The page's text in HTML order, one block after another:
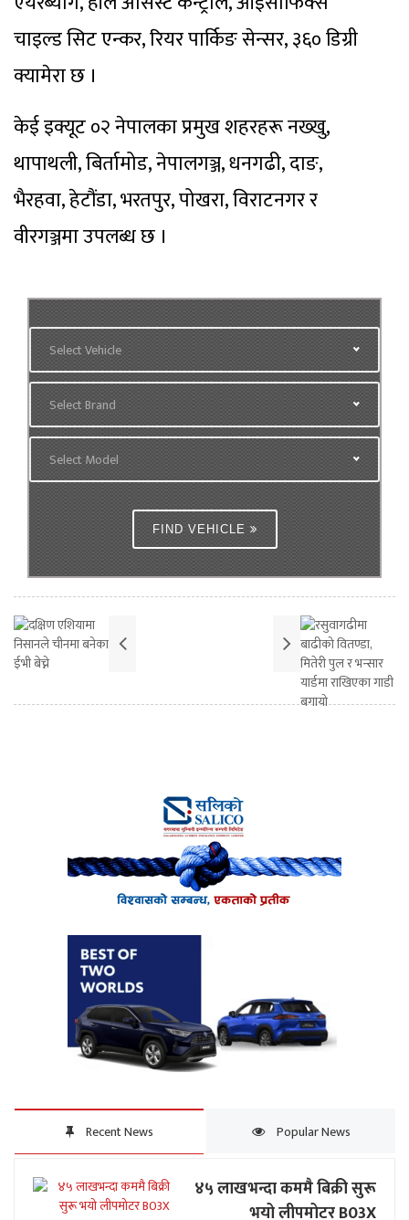
चाइल्ड सिट एन्कर, रियर पार्किङ सेन्सर, ३६० डिग्री
क्यामेरा छ ।
केई इक्यूट ०२ नेपालका प्रमुख शहरहरू नख्खु,
थापाथली, बिर्तामोड, नेपालगञ्ज, धनगढी, दाङ,
भैरहवा, हेटौंडा, भरतपुर, पोखरा, विराटनगर र
वीरगञ्जमा उपलब्ध छ ।
Select Vehicle
Select Brand
Select Model
FIND VEHICLE
Recent News Popular News
४५ लाखभन्दा कममै बिक्री सुरू
भयो लीपमोटर B03X